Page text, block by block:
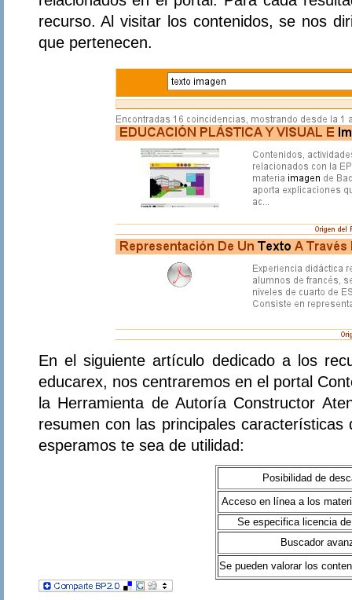
recurso. Al visitar los contenidos, se nos
que pertenecen.
En el siguiente artículo dedicado a los
educarex, nos centraremos en el portal
la Herramienta de Autoría Constructor
resumen con las principales
esperamos te sea de utilidad:
Posibilidad de
Acceso en línea a los
Se especifica licencia
Buscador
Se pueden valorar los